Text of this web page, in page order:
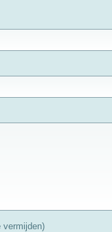
vermijden)